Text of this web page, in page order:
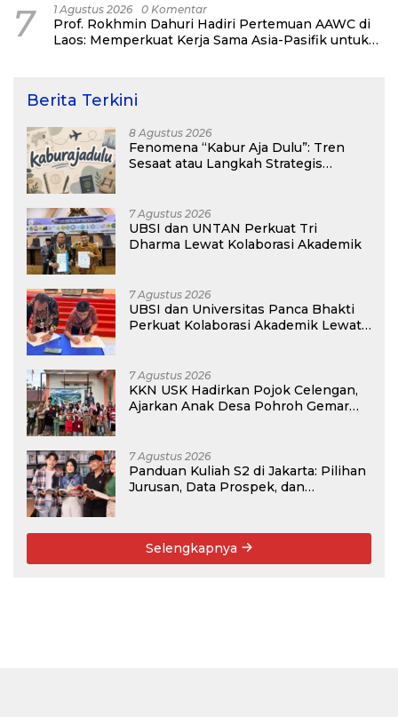
7 1 Agustus 2026 0 Komentar
Prof. Rokhmin Dahuri Hadiri Pertemuan AAWC di
Laos: Memperkuat Kerja Sama Asia-Pasifik untuk
Berita Terkini
8 Agustus 2026
Fenomena “Kabur Aja Dulu”: Tren
Sesaat atau Langkah Strategis
7 Agustus 2026
UBSI dan UNTAN Perkuat Tri
Dharma Lewat Kolaborasi Akademik
7 Agustus 2026
UBSI dan Universitas Panca Bhakti
Perkuat Kolaborasi Akademik Lewat
7 Agustus 2026
KKN USK Hadirkan Pojok Celengan,
Ajarkan Anak Desa Pohroh Gemar
7 Agustus 2026
Panduan Kuliah S2 di Jakarta: Pilihan
Jurusan, Data Prospek, dan
Selengkapnya